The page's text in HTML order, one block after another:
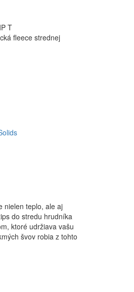
T
fleece strednej
nielen teplo, ale aj
do stredu hrudníka
ktoré udržiava vašu
švov robia z tohto